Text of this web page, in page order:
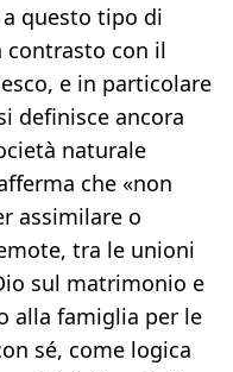
questo tipo di
con il
e in particolare
definisce ancora
naturale
che «non
assimilare o
tra le unioni
sul matrimonio e
alla famiglia per le
sé, come logica